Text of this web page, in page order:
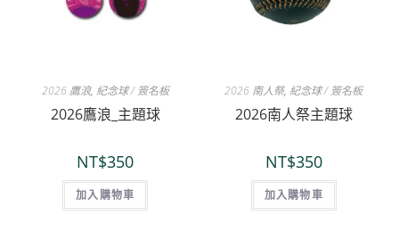
2026 鷹浪, 紀念球 / 簽名板
2026鷹浪_主題球
NT$350
加入購物車
2026 南人祭, 紀念球 / 簽名板
2026南人祭主題球
NT$350
加入購物車